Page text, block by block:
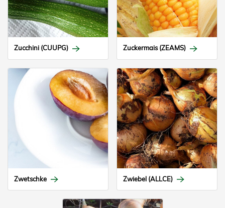
Zucchini (CUUPG) Zuckermais (ZEAMS)
Zwetschke Zwiebel (ALLCE)